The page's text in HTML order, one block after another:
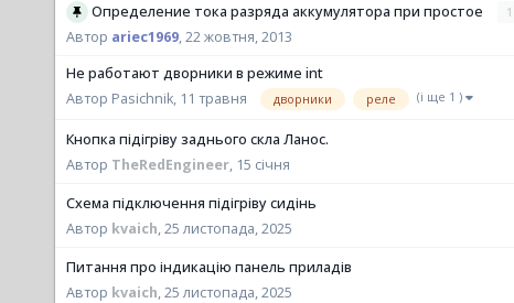
Определение тока разряда аккумулятора при простое 1
Автор ariec1969,22 жовтня, 2013
Не работают дворники в режиме int
Автор Pasichnik, 11 травня дворники реле (і ще 1 )
Кнопка підігріву заднього скла Ланос.
Автор TheRedEngineer, 15 січня
Схема підключення підігріву сидінь
Автор kvaich,25 листопада, 2025
Питання про індикацію панель приладів
Автор kvaich,25 листопада, 2025